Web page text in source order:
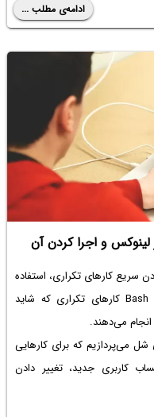
ادامه‌ی مطلب ...
سریع کارهای تکراری، استفاده
از اسکریپت است. بعضی از اسکریپت‌های Bash کارهای تکراری که شاید
می‌دهند.
می‌پردازیم که برای کارهایی
کاربری جدید، تغییر دادن